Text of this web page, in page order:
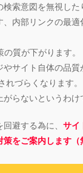
検索意図を無視した
、内部リンクの最適
質が下がります。
やサイト自体の品質
れづらくなります。
らないというわけ
避する為に、 サイ
をご案内します（